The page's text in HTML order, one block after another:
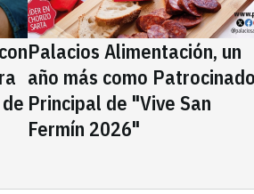
Palacios Alimentación, un
año más como
Principal de "Vive San
Fermín 2026"